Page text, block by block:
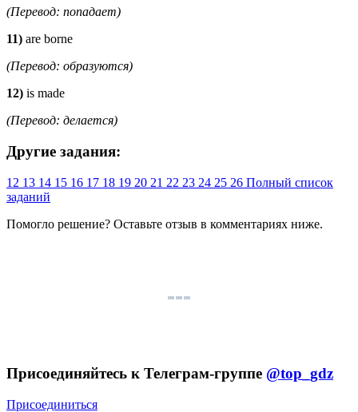
(Перевод: попадает)
11) are borne
(Перевод: образуются)
12) is made
(Перевод: делается)
Другие задания:
12 13 14 15 16 17 18 19 20 21 22 23 24 25 26 Полный список
заданий
Помогло решение? Оставьте отзыв в комментариях ниже.
Присоединяйтесь к Телеграм-группе @top_gdz
Присоединиться